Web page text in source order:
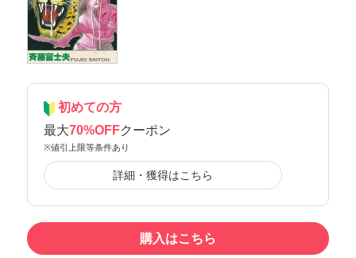
初めての方
最大70%OFFクーポン
※値引上限等条件あり
詳細・獲得はこちら
購入はこちら